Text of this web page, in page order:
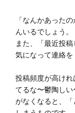
「なんかあった
んいるでしょう。
また、「最近投
気になって連絡を
投稿頻度が高け
てるな〜鬱陶し
がなくなると、